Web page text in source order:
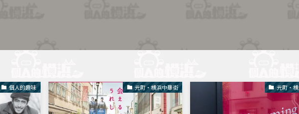
個人的趣味 元町・横浜中華街 元町・